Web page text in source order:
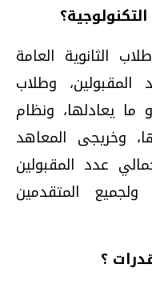
الثانوية العامة
المقبولين، وطلاب
ما يعادلها، ونظام
وخريجى المعاهد
٨٠٪ من إجمالي عدد المقبولين
الدراسي 2018/2019، ولجميع المتقدمين
؟